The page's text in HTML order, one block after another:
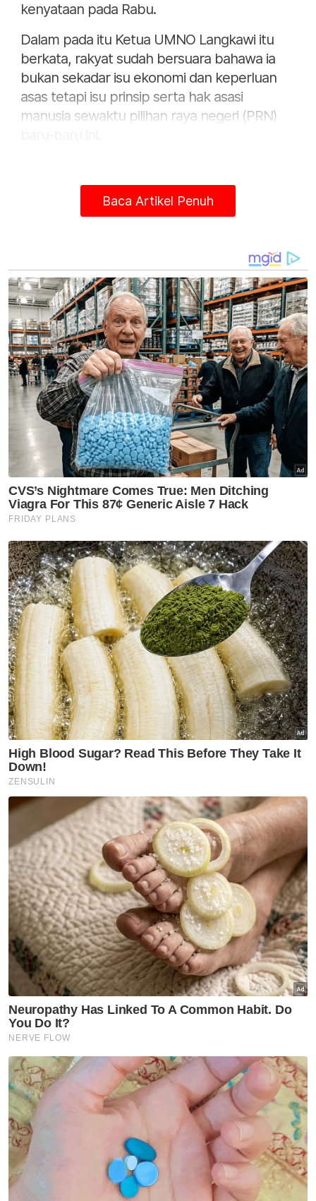
kenyataan pada Rabu.
Dalam pada itu Ketua UMNO Langkawi itu
berkata, rakyat sudah bersuara bahawa ia
bukan sekadar isu ekonomi dan keperluan
asas tetapi isu prinsip serta hak asasi
manusia sewaktu pilihan raya negeri (PRN)
kepada bapanya adalah sesuatu yang zalim
dan cukup menyedihkan berdasarkan ulasan
seorang Hakim yang menghakimi Najib
“Duit ini yang bukannya dari hasil rompakan
atau mana-mana sumber yang salah di sisi
perundangan, bahkan bukan pula dari
kantung KWAP (Kumpulan Wang Persaraan
Diperbadankan) tetapi diberi oleh syarikat-
syarikat perniagaan bagi tujuan CSR
(tanggungjawab sosial korporat).
“Malahan terbukti berkali-kali oleh pihak bank
dan SPRM (Suruhanjaya Pencegahan Rasuah
Malaysia) dalam perbicaraan itu akan
terdapatnya ‘money trail’ bahawa ayahanda
turut menerima sekurang-kurangnya RM642
juta sumbangan mahupun derma dari Arab
“Ini termasuk pindahan terus dari akaun bank
Kementerian Kewangan Arab Saudi ke akaun
ayahanda. Dokumen pembuktian ini telah
pun ‘leak’ dan tersebar meluas di lapangan
media sosial,” katanya.
Artikel Berkaitan:
UMNO Pekan desak siasat kesahihan 'memo
dalaman' kes Najib
Pesawat terhempas di Elmina, Shah Alam
Pesawat dilapor terhempas di Elmina Shah Alam
Sementara itu Mohd Nazifuddin berkata,
beliau dan ahli keluarga tidak faham serta
kecewa kepada rakyat yang bagaikan tidak
menghargai jasa bekas Perdana Menteri itu
dalam menaikkan negara sepanjang
memegang tampuk pemerintahan negara.
Malah ujarnya, bukti kecemerlangan mudah
diperoleh di saluran media sosial atau enjin
carian dan bukan hanya rekaan keluarga itu
untuk menceritakan kesedihan terhadap
hukuman penjara terhadap bapanya.
“Setahun berlalu, keadilan buat ayahanda
bagaikan sirna. Ayahanda masih di belakang
tirai besi, masih cuba tersenyum untuk kita
semua.
Berita Telus & Tulus menerusi E-Mel setiap
hari!
Baca Artikel Penuh